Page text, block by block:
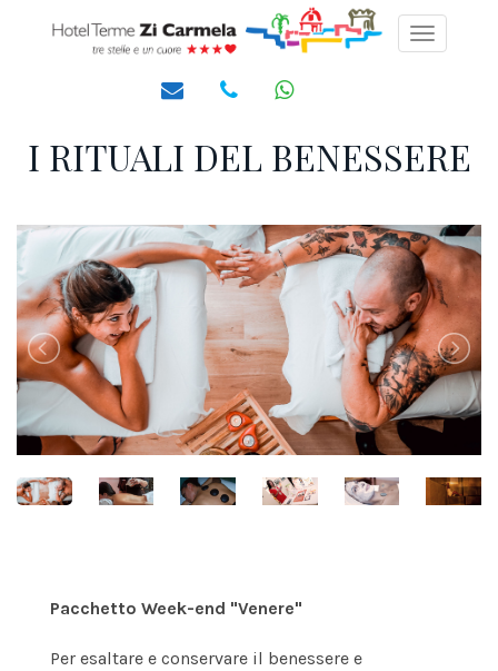
Toggle
I RITUALI DEL BENESSERE
Pacchetto Week-end "Venere"
Per esaltare e conservare il benessere e